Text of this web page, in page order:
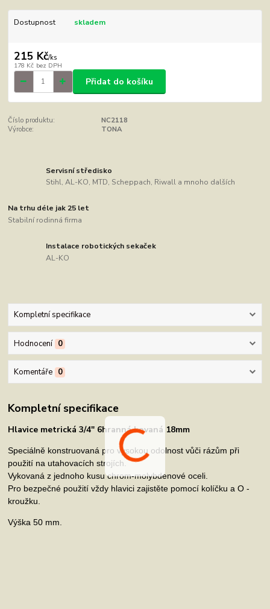
Dostupnost skladem
215 Kč/ks
178 Kč bez DPH
Přidat do košíku
Číslo produktu:
NC2118
Výrobce:
TONA
Servisní středisko
Stihl, AL-KO, MTD, Scheppach, Riwall a mnoho dalších
Na trhu déle jak 25 let
Stabilní rodinná firma
Instalace robotických sekaček
AL-KO
Kompletní specifikace
Hodnocení 0
Komentáře 0
Kompletní specifikace
Hlavice metrická 3/4" 6hranná kovaná 18mm
Speciálně konstruovaná pro vysokou odolnost vůči rázům při
použití na utahovacích strojích.
Vykovaná z jednoho kusu chrom-molybdenové oceli.
Pro bezpečné použití vždy hlavici zajistěte pomocí kolíčku a O -
kroužku.
Výška 50 mm.